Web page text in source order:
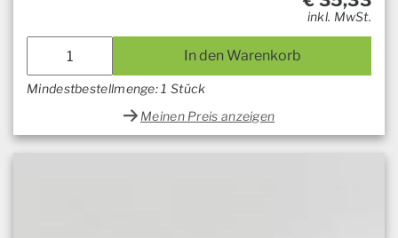
inkl. MwSt.
In den Warenkorb
Mindestbestellmenge: 1 Stück
Meinen Preis anzeigen